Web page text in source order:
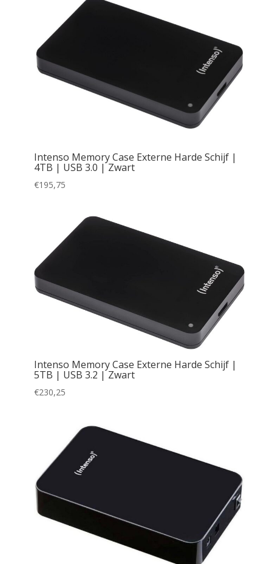
Intenso Memory Case Externe Harde Schijf |
4TB | USB 3.0 | Zwart
€195,75
Intenso Memory Case Externe Harde Schijf |
5TB | USB 3.2 | Zwart
€230,25